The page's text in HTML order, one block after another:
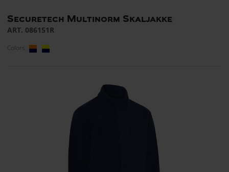
Securetech Multinorm Skaljakke
ART. 086151R
Colors: